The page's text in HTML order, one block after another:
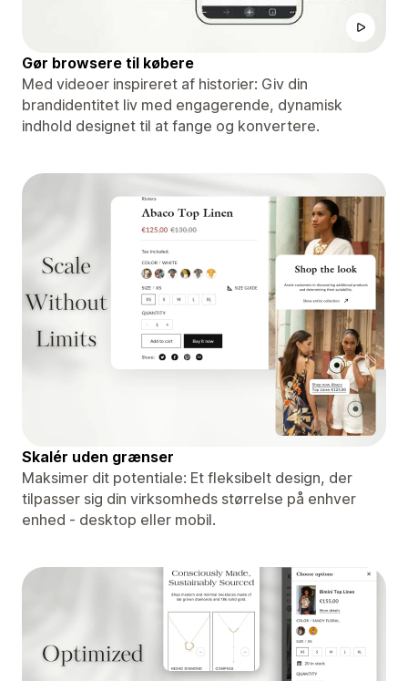
Gør browsere til købere
Med videoer inspireret af historier: Giv din
brandidentitet liv med engagerende, dynamisk
indhold designet til at fange og konvertere.
Skalér uden grænser
Maksimer dit potentiale: Et fleksibelt design, der
tilpasser sig din virksomheds størrelse på enhver
enhed - desktop eller mobil.